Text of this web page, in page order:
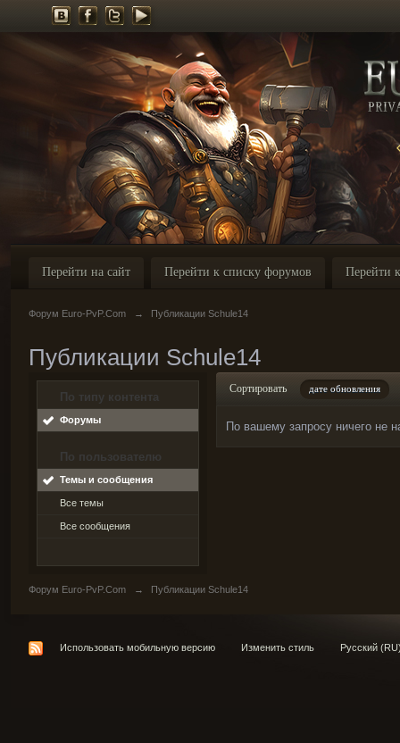
Перейти на сайт Перейти к списку форумов Перейти
Форум Euro-PvP.Com → Публикации Schule14
Публикации Schule14
По типу контента
Форумы
По пользователю
Темы и сообщения
Все темы
Все сообщения
Сортировать дате обновления
По вашему запросу ничего не
Форум Euro-PvP.Com → Публикации Schule14
Использовать мобильную версию Изменить стиль Русский